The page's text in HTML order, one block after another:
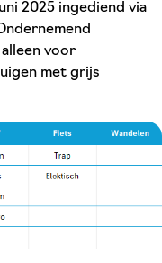
2025 ingediend via
voor
met grijs